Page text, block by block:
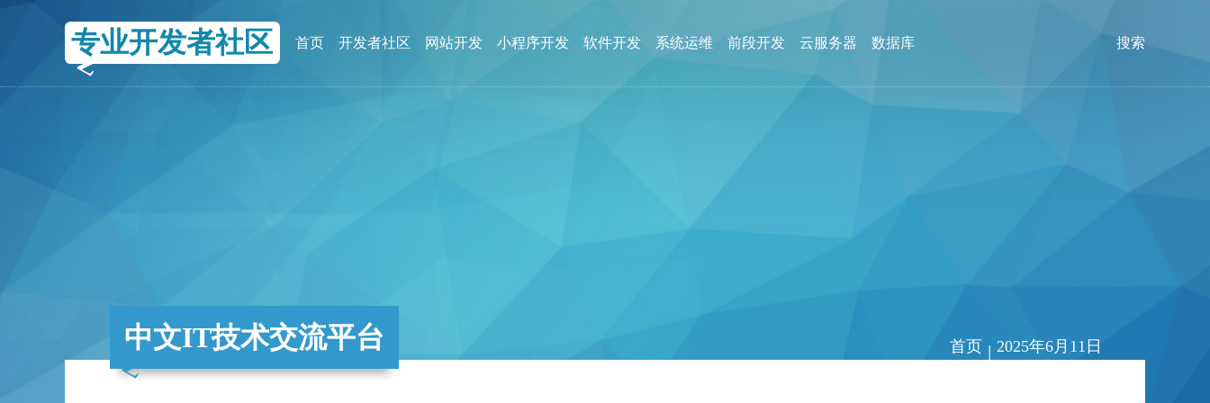
专业开发者社区 首页 开发者社区 网站开发 小程序开发 软件开发 系统运维 前段开发 云服务器 数据库 搜索
中文IT技术交流平台 首页 | 2025年6月11日